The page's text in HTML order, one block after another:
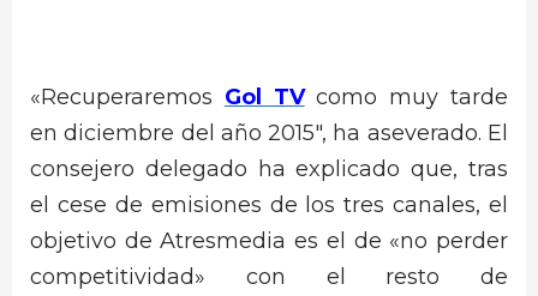
«Recuperaremos Gol TVcomo muy tarde
en diciembre del año 2015″, ha aseverado. El
consejero delegado ha explicado que, tras
el cese de emisiones de los tres canales, el
objetivo de Atresmedia es el de «no perder
competitividad» con el resto de